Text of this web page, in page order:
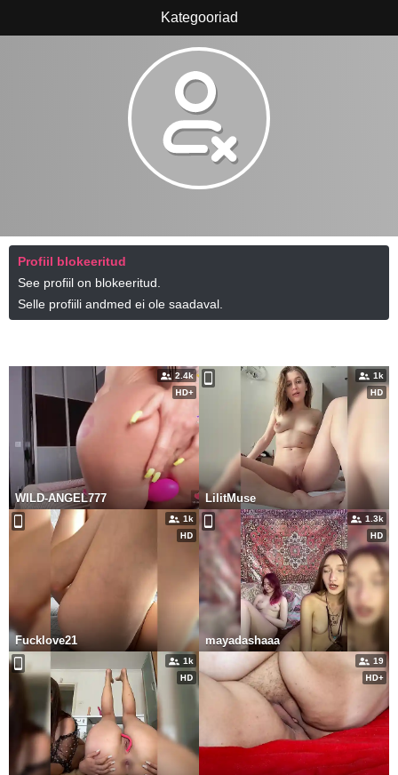
Profiil blokeeritud
See profiil on blokeeritud.
Selle profiili andmed ei ole saadaval.
2.4k
WILD-ANGEL777
1k
LilitMuse
1k
Fucklove21
1.3k
mayadashaaa
1k 19
Kategooriad